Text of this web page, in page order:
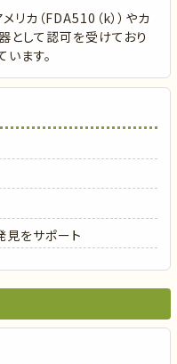
カ（FDA510（k））やカ
して認可を受けており
ます。
見をサポート